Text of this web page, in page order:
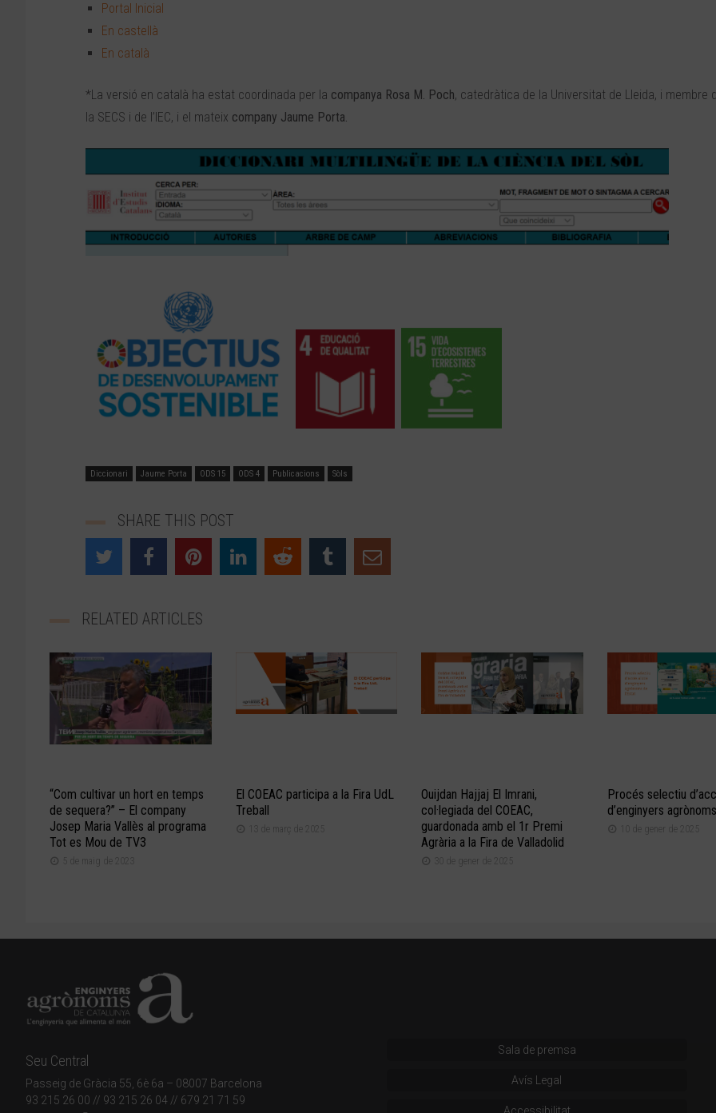
Portal Inicial
En castellà
En català
*La versió en català ha estat coordinada per la companya Rosa M. Poch, catedràtica de la Universitat de Lleida, i membre
la SECS i de l’IEC, i el mateix company Jaume Porta.
Diccionari Jaume Porta ODS 15 ODS 4 Publicacions Sòls
SHARE THIS POST
RELATED ARTICLES
“Com cultivar un hort en temps
de sequera?” – El company
Josep Maria Vallès al programa
Tot es Mou de TV3
5 de maig de 2023
El COEAC participa a la Fira UdL
Treball
13 de març de 2025
Ouijdan Hajjaj El Imrani,
col·legiada del COEAC,
guardonada amb el 1r Premi
Agrària a la Fira de Valladolid
30 de gener de 2025
Procés selectiu
d’enginyers
10 de gener de 2025
Seu Central
Passeig de Gràcia 55, 6è 6a – 08007 Barcelona
93 215 26 00 // 93 215 26 04 // 679 21 71 59
Sala de premsa
Avís Legal
Accessibilitat